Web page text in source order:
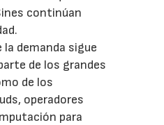
continúan
la demanda sigue
de los grandes
de los
operadores
para